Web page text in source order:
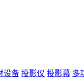
设备 投影仪 投影幕 多